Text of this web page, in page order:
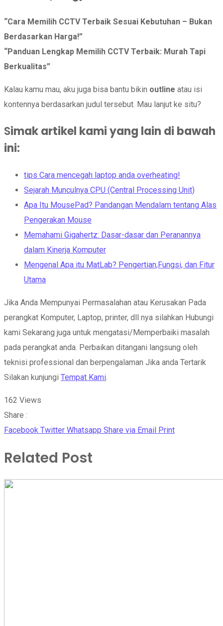
“Cara Memilih CCTV Terbaik Sesuai Kebutuhan – Bukan
Berdasarkan Harga!”
“Panduan Lengkap Memilih CCTV Terbaik: Murah Tapi
Berkualitas”
Kalau kamu mau, aku juga bisa bantu bikin outline atau isi
kontennya berdasarkan judul tersebut. Mau lanjut ke situ?
Simak artikel kami yang lain di bawah
ini:
tips Cara mencegah laptop anda overheating!
Sejarah Munculnya CPU (Central Processing Unit)
Apa Itu MousePad? Pandangan Mendalam tentang Alas
Pengerakan Mouse
Memahami Gigahertz: Dasar-dasar dan Peranannya
dalam Kinerja Komputer
Mengenal Apa itu MatLab? Pengertian,Fungsi, dan Fitur
Utama
Jika Anda Mempunyai Permasalahan atau Kerusakan Pada
perangkat Komputer, Laptop, printer, dll nya silahkan Hubungi
kami Sekarang juga untuk mengatasi/Memperbaiki masalah
pada perangkat anda. Perbaikan ditangani langsung oleh
teknisi professional dan berpengalaman Jika anda Tertarik
Silakan kunjungi Tempat Kami.
162 Views
Share :
Facebook Twitter Whatsapp Share via Email Print
Related Post